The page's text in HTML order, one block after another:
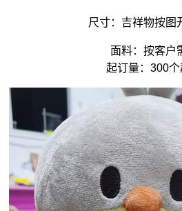
尺寸： 吉祥物按图
面料：按客户
起订量：300